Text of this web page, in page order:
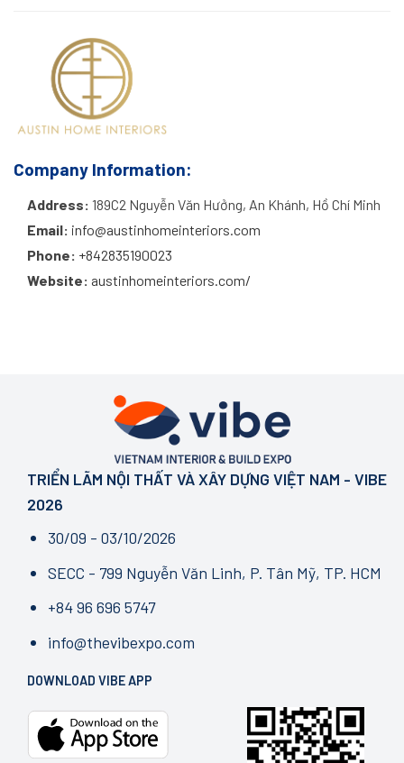
Company Information:
Address: 189C2 Nguyễn Văn Hưởng, An Khánh, Hồ Chí Minh
Email: info@austinhomeinteriors.com
Phone: +842835190023
Website: austinhomeinteriors.com/
TRIỂN LÃM NỘI THẤT VÀ XÂY DỰNG VIỆT NAM - VIBE
2026
30/09 - 03/10/2026
SECC - 799 Nguyễn Văn Linh, P. Tân Mỹ, TP. HCM
+84 96 696 5747
info@thevibexpo.com
DOWNLOAD VIBE APP